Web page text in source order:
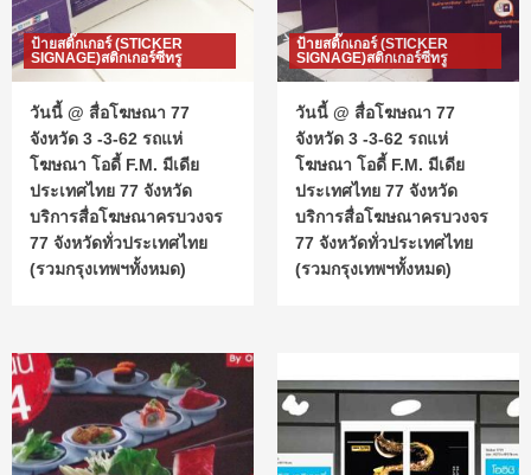
ป้ายสติ๊กเกอร์ (STICKER
SIGNAGE)สติกเกอร์ซีทรู
วันนี้ @ สื่อโฆษณา 77
จังหวัด 3 -3-62 รถแห่
โฆษณา โอดี้ F.M. มีเดีย
ประเทศไทย 77 จังหวัด
บริการสื่อโฆษณาครบวงจร
77 จังหวัดทั่วประเทศไทย
(รวมกรุงเทพฯทั้งหมด)
ป้ายสติ๊กเกอร์ (STICKER
SIGNAGE)สติกเกอร์ซีทรู
วันนี้ @ สื่อโฆษณา 77
จังหวัด 3 -3-62 รถแห่
โฆษณา โอดี้ F.M. มีเดีย
ประเทศไทย 77 จังหวัด
บริการสื่อโฆษณาครบวงจร
77 จังหวัดทั่วประเทศไทย
(รวมกรุงเทพฯทั้งหมด)